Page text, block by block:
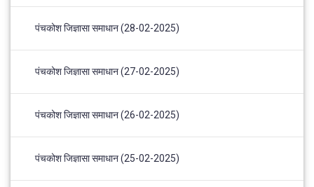
पंचकोश जिज्ञासा समाधान (28-02-2025)
पंचकोश जिज्ञासा समाधान (27-02-2025)
पंचकोश जिज्ञासा समाधान (26-02-2025)
पंचकोश जिज्ञासा समाधान (25-02-2025)